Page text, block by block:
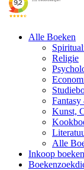
Alle Boeken
Religie
Kunst,
Alle
Inkoop boeken